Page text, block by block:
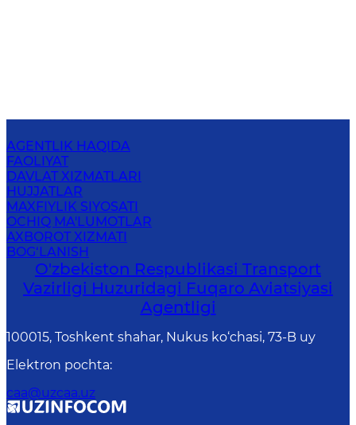
AGENTLIK HAQIDA
FAOLIYAT
DAVLAT XIZMATLARI
HUJJATLAR
MAXFIYLIK SIYOSATI
OCHIQ MA'LUMOTLAR
AXBOROT XIZMATI
BOG‘LANISH
O'zbekiston Respublikasi Transport
Vazirligi Huzuridagi Fuqaro Aviatsiyasi
Agentligi
100015, Toshkent shahar, Nukus ko‘chasi, 73-B uу
Elektron pochta:
caa@uzcaa.uz